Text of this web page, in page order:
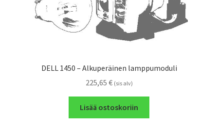
DELL 1450 – Alkuperäinen lamppumoduli
225,65 € (sis alv)
Lisää ostoskoriin